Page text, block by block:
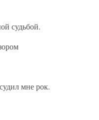
судьбой.
мне рок.